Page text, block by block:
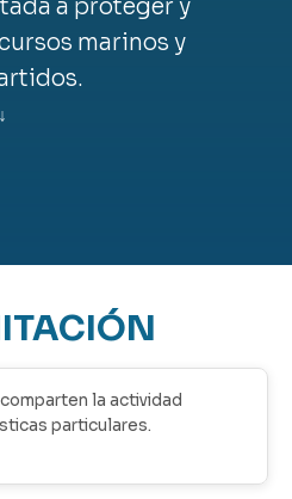
a proteger y
marinos y
↓
la actividad
particulares.